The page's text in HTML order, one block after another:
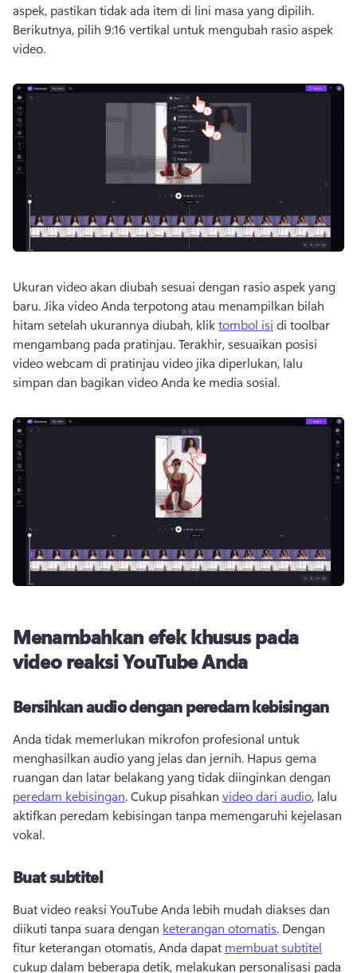
Berikutnya, pilih 9:16 vertikal untuk mengubah rasio aspek
video.
Ukuran video akan diubah sesuai dengan rasio aspek yang
baru. Jika video Anda terpotong atau menampilkan bilah
hitam setelah ukurannya diubah, klik tombol isi di toolbar
mengambang pada pratinjau. Terakhir, sesuaikan posisi
video webcam di pratinjau video jika diperlukan, lalu
simpan dan bagikan video Anda ke media sosial.
Menambahkan efek khusus pada
video reaksi YouTube Anda
Bersihkan audio dengan peredam kebisingan
Anda tidak memerlukan mikrofon profesional untuk
menghasilkan audio yang jelas dan jernih. Hapus gema
ruangan dan latar belakang yang tidak diinginkan dengan
peredam kebisingan. Cukup pisahkan video dari audio, lalu
aktifkan peredam kebisingan tanpa memengaruhi kejelasan
vokal.
Buat subtitel
Buat video reaksi YouTube Anda lebih mudah diakses dan
diikuti tanpa suara dengan keterangan otomatis. Dengan
fitur keterangan otomatis, Anda dapat membuat subtitel
cukup dalam beberapa detik, melakukan personalisasi pada